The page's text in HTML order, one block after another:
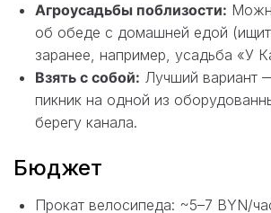
Агроусадьбы поблизости:
об обеде с домашней едой
заранее, например, усадьба «У
Взять с собой: Лучший вариант
пикник на одной из
берегу канала.
Бюджет
Прокат велосипеда: ~5–7 BYN/